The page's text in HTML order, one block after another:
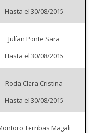
Hasta el 30/08/2015
Julían Ponte Sara
Hasta el 30/08/2015
Roda Clara Cristina
Hasta el 30/08/2015
Terribas Magali